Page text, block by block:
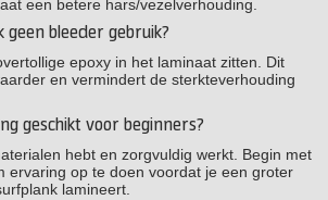
een betere hars/vezelverhouding.
bleeder gebruik?
epoxy in het laminaat zitten. Dit
en vermindert de sterkteverhouding
geschikt voor beginners?
hebt en zorgvuldig werkt. Begin met
ervaring op te doen voordat je een groter
lamineert.